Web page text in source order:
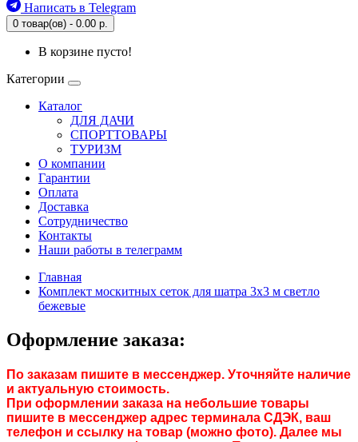
Написать в Telegram
0 товар(ов) - 0.00 р.
В корзине пусто!
Категории
Каталог
ДЛЯ ДАЧИ
СПОРТТОВАРЫ
ТУРИЗМ
О компании
Гарантии
Оплата
Доставка
Сотрудничество
Контакты
Наши работы в телеграмм
Главная
Комплект москитных сеток для шатра 3х3 м светло
бежевые
Оформление заказа:
По заказам пишите в мессенджер. Уточняйте наличие
и актуальную стоимость.
При оформлении заказа на небольшие товары
пишите в мессенджер адрес терминала СДЭК, ваш
телефон и ссылку на товар (можно фото). Далее мы